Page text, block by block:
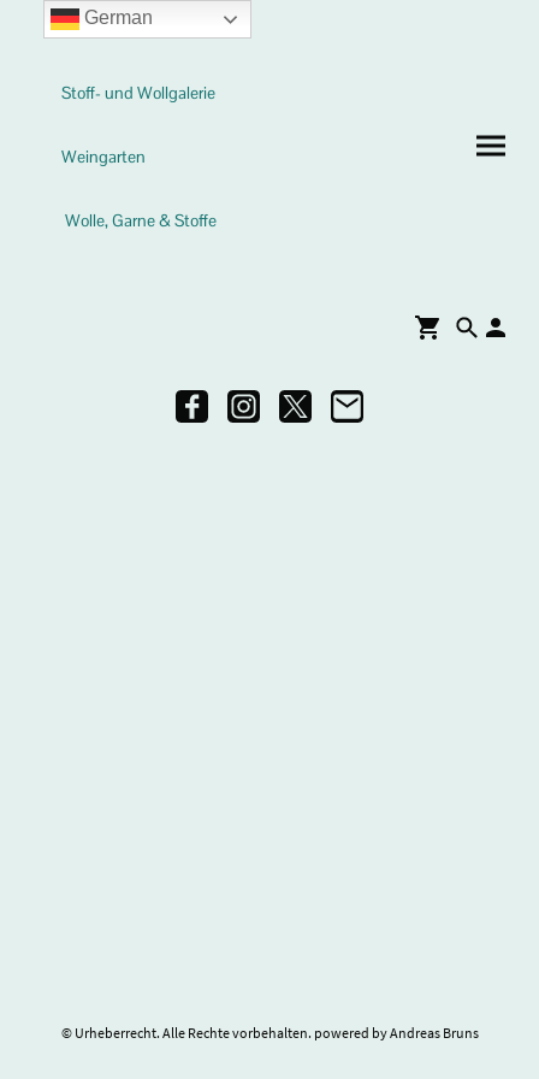
Stoff- und Wollgalerie
Weingarten
Wolle, Garne & Stoffe
© Urheberrecht. Alle Rechte vorbehalten. powered by Andreas Bruns
German